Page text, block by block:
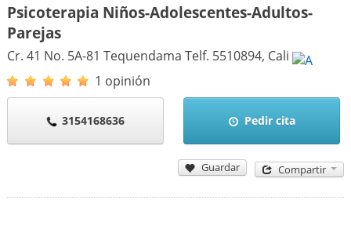
Psicoterapia Niños-Adolescentes-Adultos-
Parejas
Cr. 41 No. 5A-81 Tequendama Telf. 5510894, Cali
1 opinión
3154168636 Pedir cita
Guardar Compartir